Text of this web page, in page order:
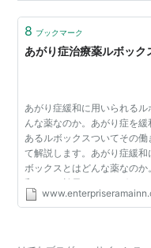
主な作用
脳に直接はたらい
これらの作用によ
に脳神経の伝達物
の取り込みを選択
の系統の薬より副
副作用など
吐き気、のどの渇
8 ブックマーク
あがり症治療薬ルボック
あがり症緩和に用いられる
んな薬なのか。あがり症を
あるルボックスついてその
て解説します。あがり症緩
ボックスとはどんな薬なのか
和させる効果のあるルボック
き、効果について解説します